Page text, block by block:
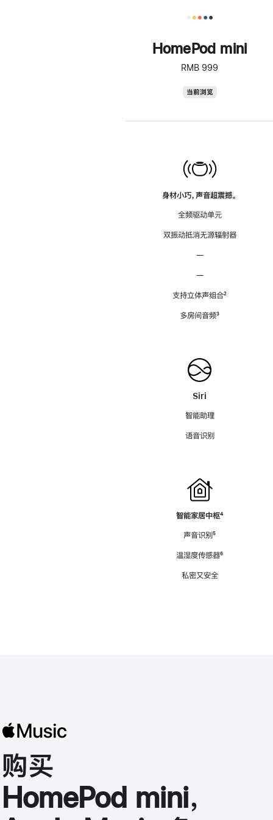
HomePod mini
RMB 999
当前浏览
身材小巧，声音超震撼。
全频驱动单元
双振动抵消无源辐射器
—
—
支持立体声组合脚
²
多房间音频脚
³
Siri
智能助理
语音识别
智能家居中枢脚
⁴
声音识别脚
⁵
温湿度传感器脚
⁶
私密又安全
购买
HomePod mini，